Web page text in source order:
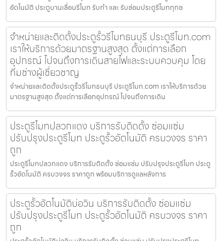
อัตโนมัติ ประตูบานเลื่อนรีโมท รับทำ และ รับซ่อมประตูรีโมททุกช
จำหน่ายและติดตั้งประตูรั้วรีโมทธนบุรี ประตูรีโมท.com
เราให้บริการด้วยมาตรฐานสูงสุด ตั้งแต่การเลือก
อุปกรณ์ ไปจนถึงการเดินสายไฟและระบบควบคุม โดย
ทีมช่างผู้เชี่ยวชาญ
จำหน่ายและติดตั้งประตูรั้วรีโมทธนบุรี ประตูรีโมท.com เราให้บริการด้วย
มาตรฐานสูงสุด ตั้งแต่การเลือกอุปกรณ์ ไปจนถึงการเดิน
ประตูรีโมทปลวกแดง บริการรับติดตั้ง ซ่อมแซ่ม
ปรับปรุงประตูรีโมท ประตูรั้วอัตโนมัติ ครบวงจร ราคา
ถูก
ประตูรีโมทปลวกแดง บริการรับติดตั้ง ซ่อมแซ่ม ปรับปรุงประตูรีโมท ประตู
รั้วอัตโนมัติ ครบวงจร ราคาถูก พร้อมบริการดูแลหลังการ
ประตูรั้วอัตโนมัติบ่อวิน บริการรับติดตั้ง ซ่อมแซ่ม
ปรับปรุงประตูรีโมท ประตูรั้วอัตโนมัติ ครบวงจร ราคา
ถูก